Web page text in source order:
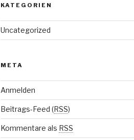
KATEGORIEN
Uncategorized
META
Anmelden
Beitrags-Feed (RSS)
Kommentare als RSS